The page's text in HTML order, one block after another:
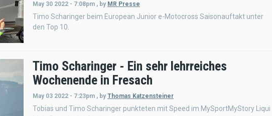
May 30 2022 - 7:08pm , by MR Presse
Timo Scharinger beim European Junior e-Motocross Saisonauftakt unter
den Top 10.
Timo Scharinger - Ein sehr lehrreiches
Wochenende in Fresach
May 03 2022 - 7:23pm , by Thomas Katzensteiner
Tobias und Timo Scharinger punkteten mit Speed im MySportMyStory Liqui